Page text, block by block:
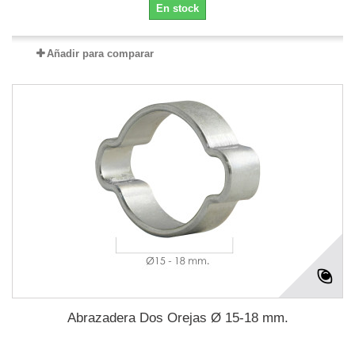
En stock
Añadir para comparar
Abrazadera Dos Orejas Ø 15-18 mm.